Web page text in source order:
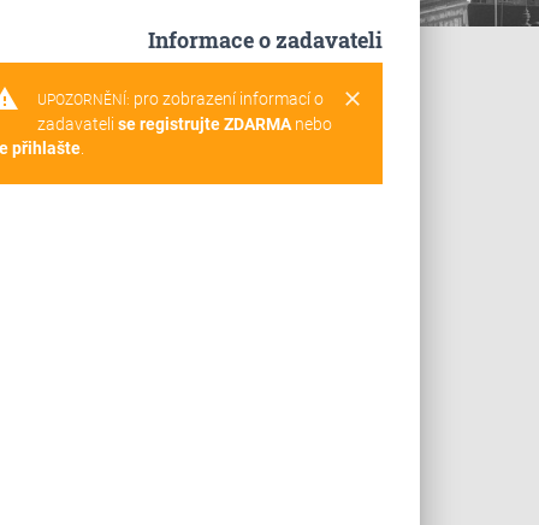
Informace o zadavateli
clear
UPOZORNĚNÍ: pro zobrazení informací o
zadavateli se registrujte ZDARMAnebo
přihlašte.